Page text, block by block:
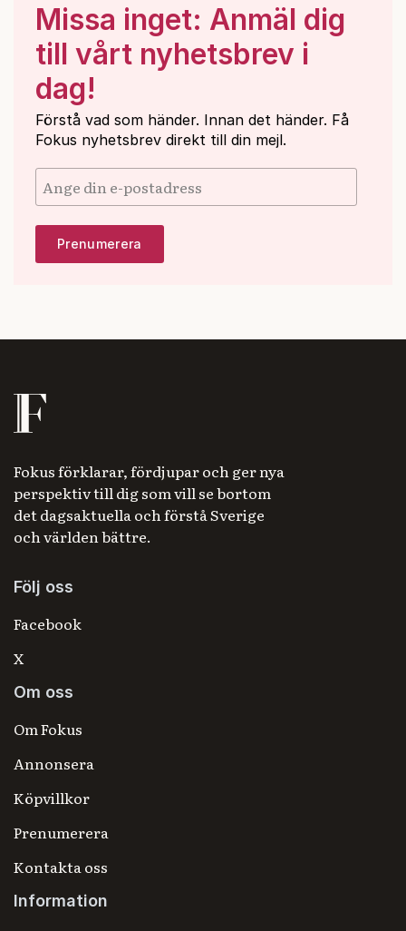
Missa inget: Anmäl dig
till vårt nyhetsbrev i
dag!
Förstå vad som händer. Innan det händer. Få
Fokus nyhetsbrev direkt till din mejl.
Fokus förklarar, fördjupar och ger nya
perspektiv till dig som vill se bortom
det dagsaktuella och förstå Sverige
och världen bättre.
Följ oss
Facebook
X
Om oss
Om Fokus
Annonsera
Köpvillkor
Prenumerera
Kontakta oss
Information